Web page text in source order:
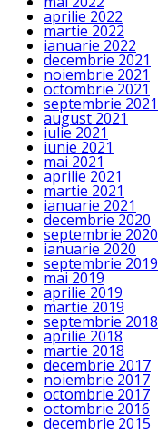
aprilie 2022
martie 2022
ianuarie 2022
decembrie 2021
noiembrie 2021
octombrie 2021
septembrie 2021
august 2021
iulie 2021
iunie 2021
mai 2021
aprilie 2021
martie 2021
ianuarie 2021
decembrie 2020
septembrie 2020
ianuarie 2020
septembrie 2019
mai 2019
aprilie 2019
martie 2019
septembrie 2018
aprilie 2018
martie 2018
decembrie 2017
noiembrie 2017
octombrie 2017
octombrie 2016
decembrie 2015